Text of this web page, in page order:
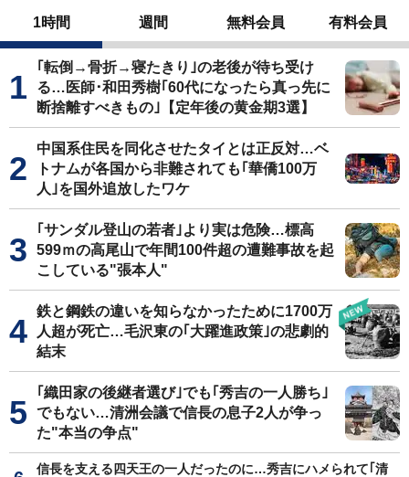
1時間 週間 無料会員 有料会員
｢転倒→骨折→寝たきり｣の老後が待ち受け
る…医師･和田秀樹｢60代になったら真っ先に
断捨離すべきもの｣【定年後の黄金期3選】
中国系住民を同化させたタイとは正反対…ベ
トナムが各国から非難されても｢華僑100万
人｣を国外追放したワケ
｢サンダル登山の若者｣より実は危険…標高
599ｍの高尾山で年間100件超の遭難事故を起
こしている"張本人"
鉄と鋼鉄の違いを知らなかったために1700万
人超が死亡…毛沢東の｢大躍進政策｣の悲劇的
結末
｢織田家の後継者選び｣でも｢秀吉の一人勝ち｣
でもない…清洲会議で信長の息子2人が争っ
た"本当の争点"
信長を支える四天王の一人だったのに…秀吉にハメられて｢清